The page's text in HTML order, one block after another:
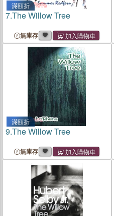
滿額折
7.The Willow Tree
無庫存
滿額折
9.The Willow Tree
無庫存